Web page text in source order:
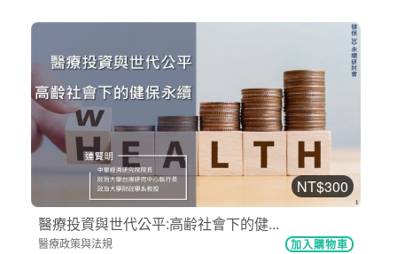
NT$300
醫療投資與世代公平:高齢社會下的健...
醫療政策與法規 加入購物車